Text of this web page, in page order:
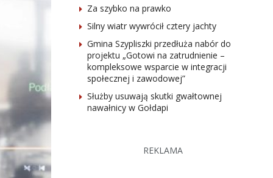
Za szybko na prawko
Silny wiatr wywrócił cztery jachty
Gmina Szypliszki przedłuża nabór do
projektu „Gotowi na zatrudnienie –
kompleksowe wsparcie w integracji
społecznej i zawodowej”
Służby usuwają skutki gwałtownej
nawałnicy w Gołdapi
REKLAMA